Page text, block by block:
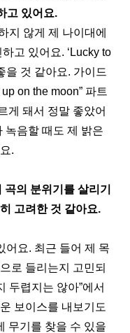
고 있어요.
지 않게 제 나이대에
고 있어요. ‘Lucky to
을 것 같아요. 가이드
on the moon” 파트
게 돼서 정말 좋았어
녹음할 때도 제 밝은
.
의 분위기를 살리기
고려한 것 같아요.
어요. 최근 들어 제 목
로 들리는지 고민되
두렵지는 않아”에서
보이스를 내보기도
무기를 찾을 수 있을